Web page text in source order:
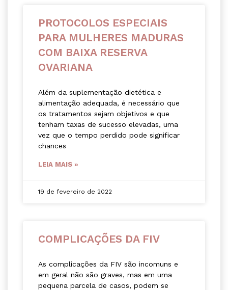
PROTOCOLOS ESPECIAIS
PARA MULHERES MADURAS
COM BAIXA RESERVA
OVARIANA
Além da suplementação dietética e
alimentação adequada, é necessário que
os tratamentos sejam objetivos e que
tenham taxas de sucesso elevadas, uma
vez que o tempo perdido pode significar
chances
LEIA MAIS »
19 de fevereiro de 2022
COMPLICAÇÕES DA FIV
As complicações da FIV são incomuns e
em geral não são graves, mas em uma
pequena parcela de casos, podem se